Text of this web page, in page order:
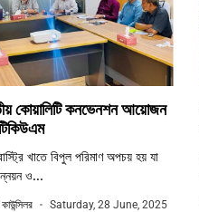
কোয়ালিটি কনভেনশন আয়োজন
খাতে বিপুল পরিমাণ অপচয় হয় যা
ও...
Saturday, 28 June, 2025